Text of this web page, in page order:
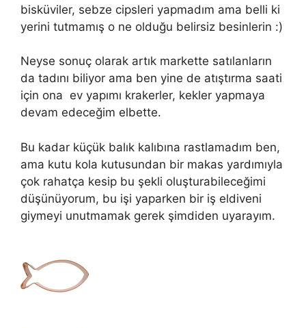
bisküviler, sebze cipsleri yapmadım ama belli ki
yerini tutmamış o ne olduğu belirsiz besinlerin :)
Neyse sonuç olarak artık markette satılanların
da tadını biliyor ama ben yine de atıştırma saati
için ona ev yapımı krakerler, kekler yapmaya
devam edeceğim elbette.
Bu kadar küçük balık kalıbına rastlamadım ben,
ama kutu kola kutusundan bir makas yardımıyla
çok rahatça kesip bu şekli oluşturabileceğimi
düşünüyorum, bu işi yaparken bir iş eldiveni
giymeyi unutmamak gerek şimdiden uyarayım.